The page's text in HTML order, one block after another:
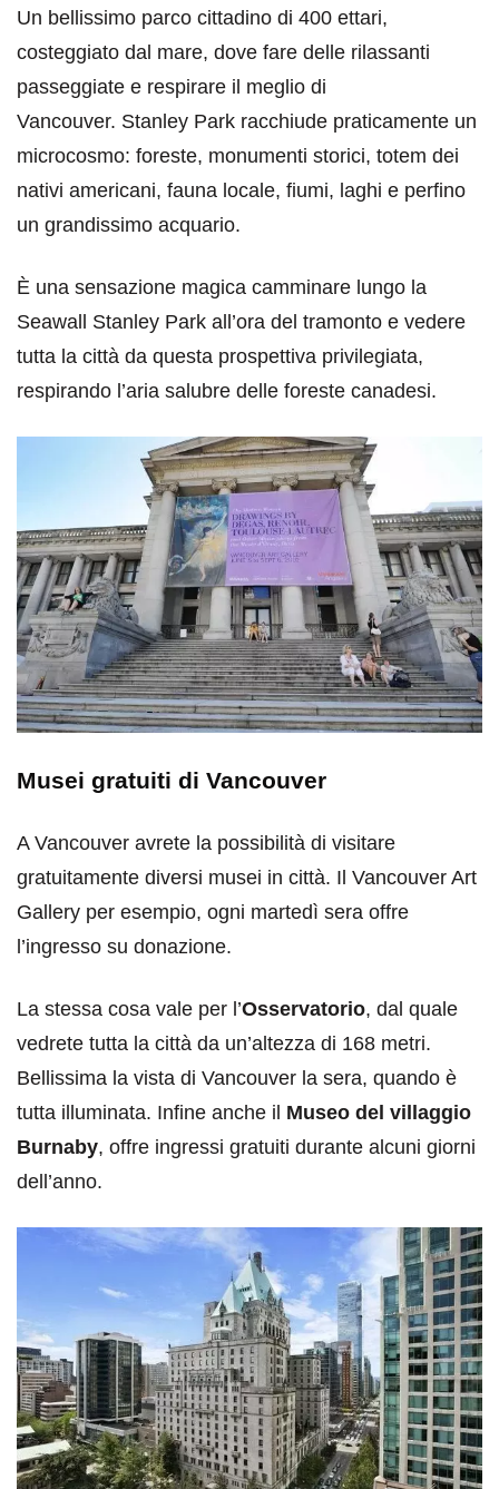
Un bellissimo parco cittadino di 400 ettari,
costeggiato dal mare, dove fare delle rilassanti
passeggiate e respirare il meglio di
Vancouver. Stanley Park racchiude praticamente un
microcosmo: foreste, monumenti storici, totem dei
nativi americani, fauna locale, fiumi, laghi e perfino
un grandissimo acquario.
È una sensazione magica camminare lungo la
Seawall Stanley Park all’ora del tramonto e vedere
tutta la città da questa prospettiva privilegiata,
respirando l’aria salubre delle foreste canadesi.
Musei gratuiti di Vancouver
A Vancouver avrete la possibilità di visitare
gratuitamente diversi musei in città. Il Vancouver Art
Gallery per esempio, ogni martedì sera offre
l’ingresso su donazione.
La stessa cosa vale per l’Osservatorio, dal quale
vedrete tutta la città da un’altezza di 168 metri.
Bellissima la vista di Vancouver la sera, quando è
tutta illuminata. Infine anche il Museo del villaggio
Burnaby, offre ingressi gratuiti durante alcuni giorni
dell’anno.